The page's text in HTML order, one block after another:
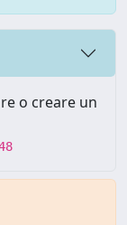
o creare un